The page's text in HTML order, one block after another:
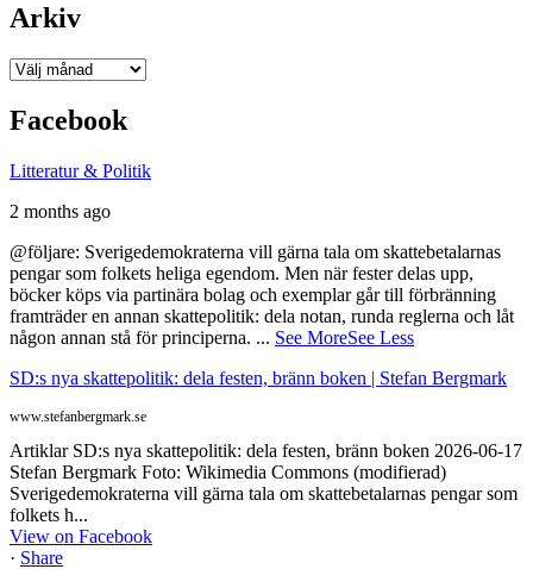
Arkiv
Arkiv
Facebook
Litteratur & Politik
2 months ago
@följare: Sverigedemokraterna vill gärna tala om skattebetalarnas
pengar som folkets heliga egendom. Men när fester delas upp,
böcker köps via partinära bolag och exemplar går till förbränning
framträder en annan skattepolitik: dela notan, runda reglerna och låt
någon annan stå för principerna. ... See MoreSee Less
SD:s nya skattepolitik: dela festen, bränn boken | Stefan Bergmark
www.stefanbergmark.se
Artiklar SD:s nya skattepolitik: dela festen, bränn boken 2026-06-17
Stefan Bergmark Foto: Wikimedia Commons (modifierad)
Sverigedemokraterna vill gärna tala om skattebetalarnas pengar som
folkets h...
View on Facebook
· Share